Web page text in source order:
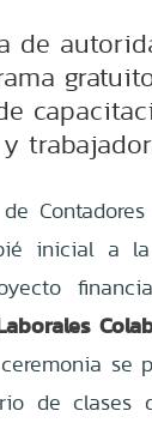
de
inicial a la
se
de clases